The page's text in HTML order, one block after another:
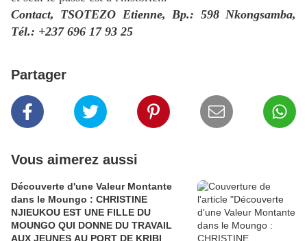
Contact, TSOTEZO Etienne, Bp.: 598 Nkongsamba,
Tél.: +237 696 17 93 25
Partager
Vous aimerez aussi
Découverte d'une Valeur Montante
dans le Moungo : CHRISTINE
NJIEUKOU EST UNE FILLE DU
MOUNGO QUI DONNE DU TRAVAIL
AUX JEUNES AU PORT DE KRIBI